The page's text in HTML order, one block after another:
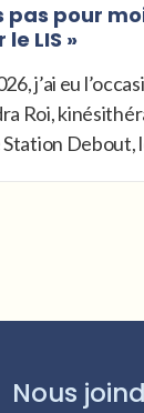
pas pour
LIS »
j’ai eu
Roi,
Debout,
Nous